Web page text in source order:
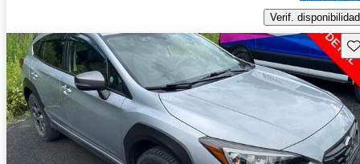
Verif. disponibilidad